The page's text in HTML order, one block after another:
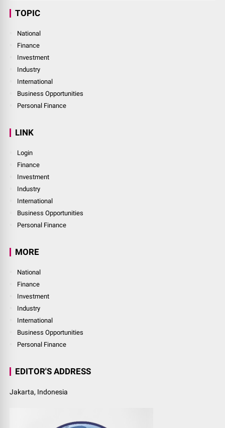
TOPIC
National
Finance
Investment
Industry
International
Business Opportunities
Personal Finance
LINK
Login
Finance
Investment
Industry
International
Business Opportunities
Personal Finance
MORE
National
Finance
Investment
Industry
International
Business Opportunities
Personal Finance
EDITOR'S ADDRESS
Jakarta, Indonesia